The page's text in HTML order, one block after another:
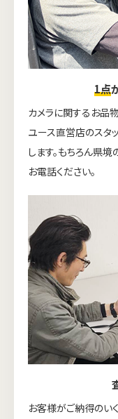
1点
カメラに関するお品
ユース直営店のスタ
します。もちろん県
お電話ください。
お客様がご納得のい